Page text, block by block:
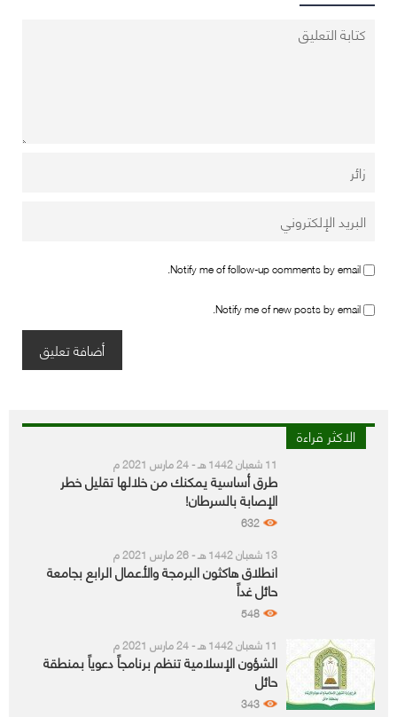
Notify me of follow-up comments by email.
Notify me of new posts by email.
الاكثر قراءة
11 شعبان 1442 هـ - 24 مارس 2021 م
طرق أساسية يمكنك من خلالها تقليل خطر
الإصابة بالسرطان!
632
13 شعبان 1442 هـ - 26 مارس 2021 م
انطلاق هاكثون البرمجة والأعمال الرابع بجامعة
حائل غداً
548
11 شعبان 1442 هـ - 24 مارس 2021 م
الشؤون الإسلامية تنظم برنامجاً دعوياً بمنطقة
حائل
343